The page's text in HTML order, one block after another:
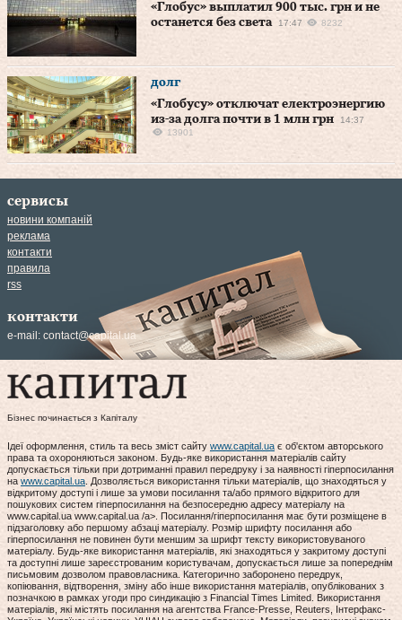
«Глобус» выплатил 900 тыс. грн и не
останется без света
17:47 8232
долг
«Глобусу» отключат електроэнергию
из-за долга почти в 1 млн грн
14:37
13901
сервисы
новини компаній
реклама
контакти
правила
rss
контакти
e-mail: contact@capital.ua
Бізнес починається з Капіталу
Ідеї оформлення, стиль та весь зміст сайту www.capital.ua є об'єктом авторського
права та охороняються законом. Будь-яке використання матеріалів сайту
допускається тільки при дотриманні правил передруку і за наявності гіперпосилання
на www.capital.ua . Дозволяється використання тільки матеріалів, що знаходяться у
відкритому доступі і лише за умови посилання та/або прямого відкритого для
пошукових систем гіперпосилання на безпосередню адресу матеріалу на
www.capital.ua www.capital.ua /a>. Посилання/гіперпосилання має бути розміщене в
підзаголовку або першому абзаці матеріалу. Розмір шрифту посилання або
гіперпосилання не повинен бути меншим за шрифт тексту використовуваного
матеріалу. Будь-яке використання матеріалів, які знаходяться у закритому доступі
та доступні лише зареєстрованим користувачам, допускається лише за попереднім
письмовим дозволом правовласника. Категорично заборонено передрук,
копіювання, відтворення, зміну або інше використання матеріалів, опублікованих з
позначкою в рамках угоди про синдикацію з Financial Times Limited. Використання
матеріалів, які містять посилання на агентства France-Presse, Reuters, Інтерфакс-